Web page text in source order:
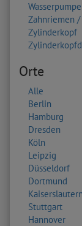
Wasserpumpe
Zahnriemen
Zylinderkopf
Orte
Alle
Berlin
Hamburg
Dresden
Köln
Leipzig
Düsseldorf
Dortmund
Kaiserslautern
Stuttgart
Hannover